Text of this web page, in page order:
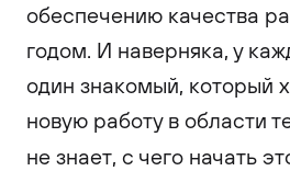
обеспечению качества
годом. И наверняка, у
один знакомый, который
новую работу в области
не знает, с чего начать